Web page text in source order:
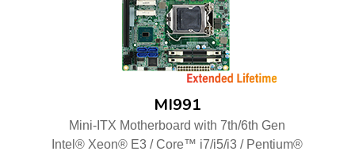
MI991
Mini-ITX Motherboard with 7th/6th Gen
Intel® Xeon® E3 / Core™ i7/i5/i3 / Pentium®